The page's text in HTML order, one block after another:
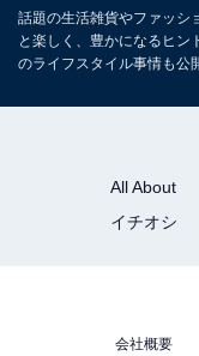
では適応されず、
ので注意してくだ
ントですから、
話題の生活雑貨やファッシ
と楽しく、豊かになるヒン
のライフスタイル事情も公
All About
イチオシ
会社概要